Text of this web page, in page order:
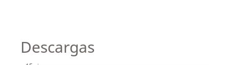
Descargas